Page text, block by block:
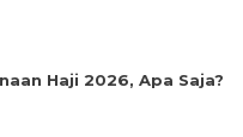
Haji 2026, Apa Saja?